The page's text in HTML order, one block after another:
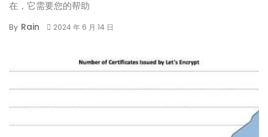
在，它需要您的帮助
By Rain 2024 年 6 月 14 日